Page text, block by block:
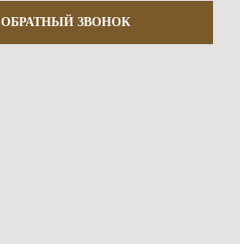
ОБРАТНЫЙ ЗВОНОК